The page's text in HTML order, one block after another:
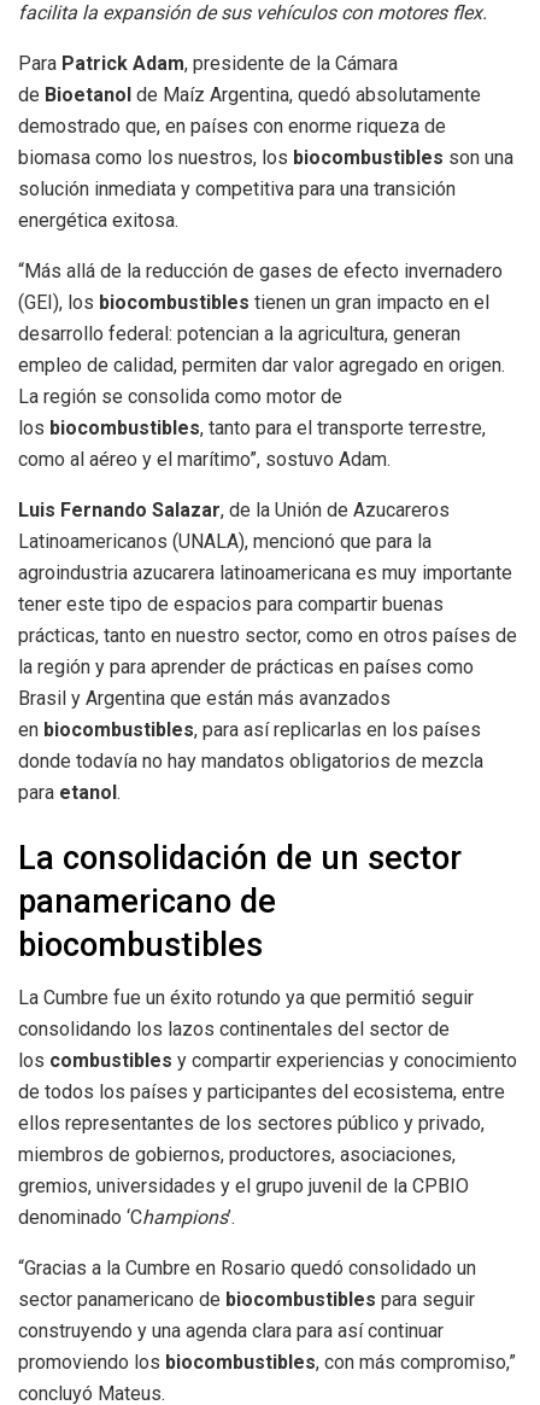
facilita la expansión de sus vehículos con motores flex.
Para Patrick Adam, presidente de la Cámara
de Bioetanol de Maíz Argentina, quedó absolutamente
demostrado que, en países con enorme riqueza de
biomasa como los nuestros, los biocombustibles son una
solución inmediata y competitiva para una transición
energética exitosa.
“Más allá de la reducción de gases de efecto invernadero
(GEI), los biocombustibles tienen un gran impacto en el
desarrollo federal: potencian a la agricultura, generan
empleo de calidad, permiten dar valor agregado en origen.
La región se consolida como motor de
los biocombustibles, tanto para el transporte terrestre,
como al aéreo y el marítimo”, sostuvo Adam.
Luis Fernando Salazar, de la Unión de Azucareros
Latinoamericanos (UNALA), mencionó que para la
agroindustria azucarera latinoamericana es muy importante
tener este tipo de espacios para compartir buenas
prácticas, tanto en nuestro sector, como en otros países de
la región y para aprender de prácticas en países como
Brasil y Argentina que están más avanzados
en biocombustibles, para así replicarlas en los países
donde todavía no hay mandatos obligatorios de mezcla
para etanol .
La consolidación de un sector
panamericano de
biocombustibles
La Cumbre fue un éxito rotundo ya que permitió seguir
consolidando los lazos continentales del sector de
los combustibles y compartir experiencias y conocimiento
de todos los países y participantes del ecosistema, entre
ellos representantes de los sectores público y privado,
miembros de gobiernos, productores, asociaciones,
gremios, universidades y el grupo juvenil de la CPBIO
denominado ‘Champions’.
“Gracias a la Cumbre en Rosario quedó consolidado un
sector panamericano de biocombustibles para seguir
construyendo y una agenda clara para así continuar
promoviendo los biocombustibles, con más compromiso,”
concluyó Mateus.